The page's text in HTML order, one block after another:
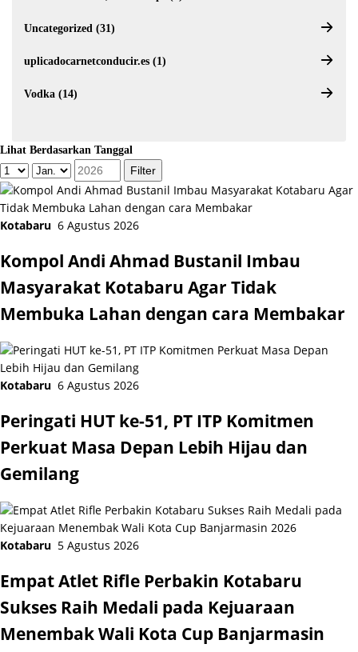
Uncategorized (31)
uplicadocarnetconducir.es (1)
Vodka (14)
Lihat Berdasarkan Tanggal
Kotabaru 6 Agustus 2026
Kompol Andi Ahmad Bustanil Imbau
Masyarakat Kotabaru Agar Tidak
Membuka Lahan dengan cara Membakar
Kotabaru 6 Agustus 2026
Peringati HUT ke-51, PT ITP Komitmen
Perkuat Masa Depan Lebih Hijau dan
Gemilang
Kotabaru 5 Agustus 2026
Empat Atlet Rifle Perbakin Kotabaru
Sukses Raih Medali pada Kejuaraan
Menembak Wali Kota Cup Banjarmasin